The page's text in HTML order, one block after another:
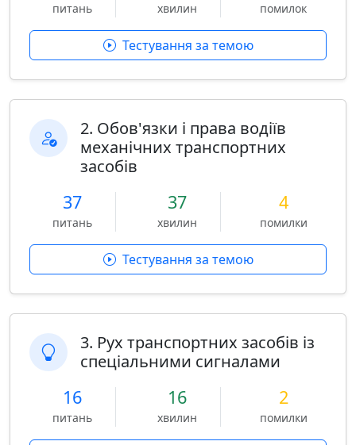
питань хвилин помилок
Тестування за темою
2. Обов'язки і права водіїв
механічних транспортних
засобів
37
питань
37
хвилин
4
помилки
Тестування за темою
3. Рух транспортних засобів із
спеціальними сигналами
16
питань
16
хвилин
2
помилки